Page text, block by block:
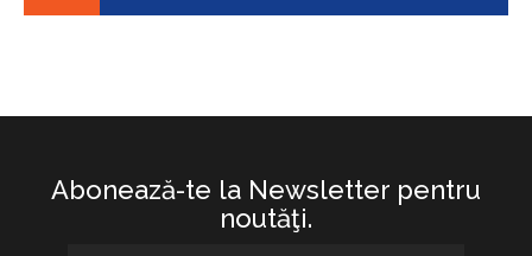
Abonează-te la Newsletter pentru
noutăţi.